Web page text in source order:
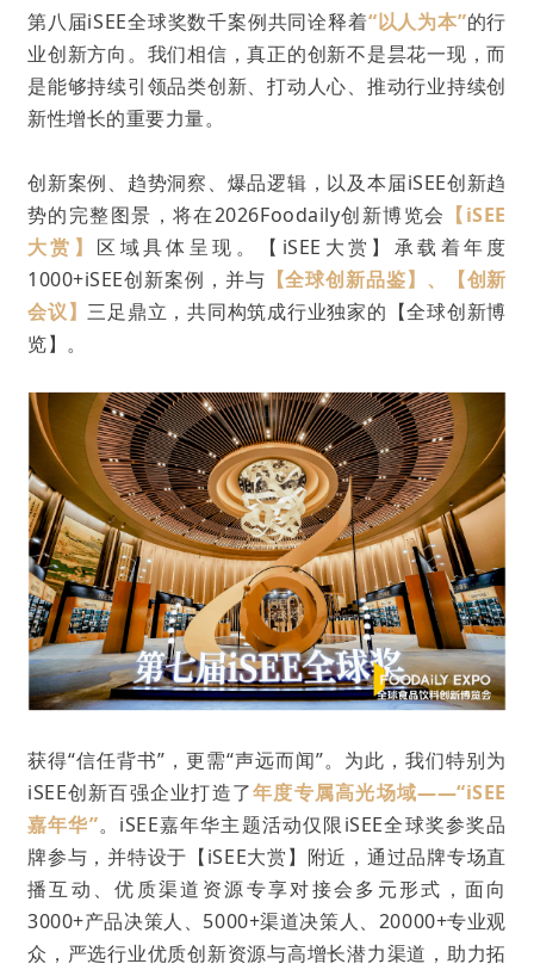
第八届iSEE全球奖数千案例共同诠释着“以人为本”的行
业创新方向。我们相信，真正的创新不是昙花一现，而
是能够持续引领品类创新、打动人心、推动行业持续创
新性增长的重要力量。
创新案例、趋势洞察、爆品逻辑，以及本届iSEE创新趋
势的完整图景，将在2026Foodaily创新博览会
【iSEE
大赏】 区域具体呈现。【iSEE大赏】承载着年度
1000+iSEE创新案例，并与 【全球创新品鉴】、【创新
会议】三足鼎立，共同构筑成行业独家的 【全球创新博
览】 。
获得“信任背书”，更需“声远而闻”。为此，我们特别为
iSEE创新百强企业打造了年度专属高光场域——“iSEE
嘉年华”。 iSEE嘉年华主题活动仅限iSEE全球奖参奖品
牌参与，并特设于【iSEE大赏】附近，通过品牌专场直
播互动、优质渠道资源专享对接会多元形式，面向
3000+产品决策人、5000+渠道决策人、20000+专业观
众，严选行业优质创新资源与高增长潜力渠道，助力拓